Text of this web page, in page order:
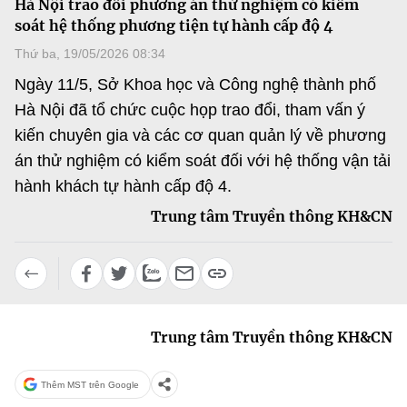
Sở Khoa học và Công nghệ
Chuyển đổi số
Sở hữu trí tuệ
Tiêu chuẩn, đo lường, chất lượng
Tin địa phương
Văn bản QPPL
Lấy ý kiến người dân về dự thảo VBQPPL
MST IOFFICE
THỐNG KÊ
Khoa học và Công nghệ
Đổi mới sáng tạo
Chuyển đổi số
Sở hữu trí tuệ
Tiêu chuẩn, đo lường, chất lượng
Năng lượng nguyên tử
Multimedia
THƯ ĐIỆN TỬ
Khác
Infographic
Nhiệm vụ trọng tâm
Hà Nội trao đổi phương án thử nghiệm có kiểm
soát hệ thống phương tiện tự hành cấp độ 4
Thứ ba, 19/05/2026 08:34
Ngày 11/5, Sở Khoa học và Công nghệ thành phố
Hà Nội đã tổ chức cuộc họp trao đổi, tham vấn ý
kiến chuyên gia và các cơ quan quản lý về phương
án thử nghiệm có kiểm soát đối với hệ thống vận tải
hành khách tự hành cấp độ 4.
Trung tâm Truyền thông KH&CN
Trung tâm Truyền thông KH&CN
Thêm MST trên Google